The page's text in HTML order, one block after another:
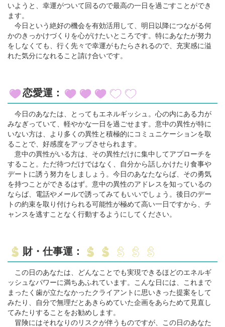
いようと、幸運がついて回るので最高の一日を過ごすことができ
ます。
今日という絶好の機会を有効活用して、明日以降につながる何
かのきっかけづくりを心がけたいところです。特にあなたが努力
をしなくても、行く先々で幸運がもたらされるので、充実感に溢
れた気分になれること請け合いです。
恋愛運：
今日のあなたは、とってもエネルギッシュ。心の内にある力が
みなぎっていて、軽やかな一日を過ごせます。意中の異性が特に
いない方は、より多くの異性と積極的にコミュニケーションを取
ることで、好感度をアップさせられます。
意中の異性がいる方は、その異性だけに集中してアプローチを
すること。ただ待つだけではなく、自分から話しかけたり食事や
デートに誘う努力をしましょう。今日のあなたならば、その勇気
を持つことができるはず。意中の異性のアドレスを知っているの
ならば、電話やメールで誘ってみてもいいでしょう。後日のデー
トの約束を取り付けられる可能性が極めて高い一日ですから、チ
ャンスを逃すことなく行動するようにしてください。
財・仕事運：
この日のあなたは、どんなことでも実現できるほどのエネルギ
ッシュなパワーに満ちあふれています。こんな日には、これまで
まったく歯が立たなかったクライアントに思いきった提案をして
みたり、自分で無理だとあきらめていた企画をあらためて見直し
てみたりすることをお勧めします。
冒険にはそれなりのリスクが伴うものですが、この日のあなた